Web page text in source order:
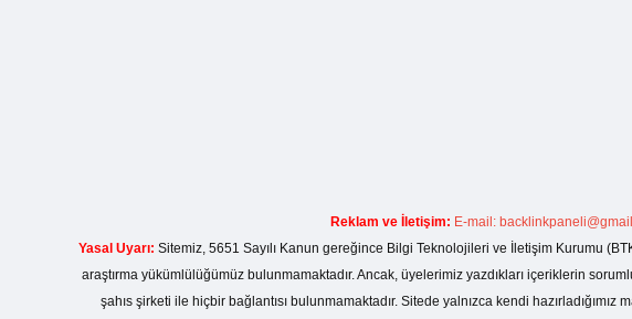
Reklam ve İletişim: E-mail:
Yasal Uyarı: Sitemiz, 5651 Sayılı Kanun gereğince Bilgi Teknolojileri ve İletişim Kurumu
araştırma yükümlülüğümüz bulunmamaktadır. Ancak, üyelerimiz yazdıkları içeriklerin
şahıs şirketi ile hiçbir bağlantısı bulunmamaktadır. Sitede yalnızca kendi